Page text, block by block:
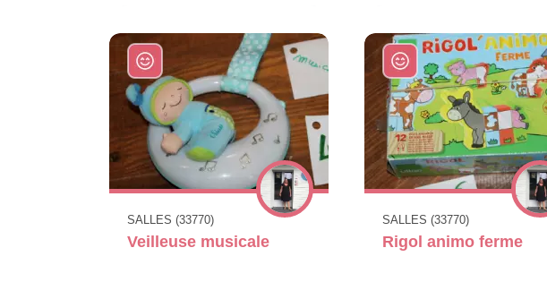
SALLES (33770)
Veilleuse musicale
SALLES (33770)
Rigol animo ferme